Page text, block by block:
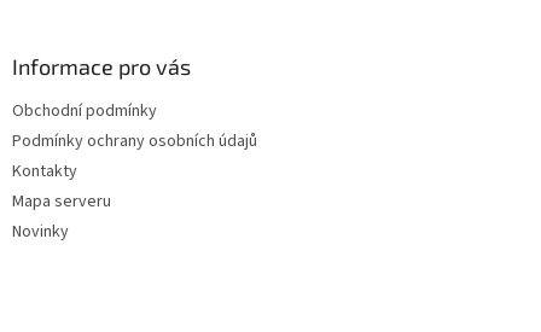
Informace pro vás
Obchodní podmínky
Podmínky ochrany osobních údajů
Kontakty
Mapa serveru
Novinky